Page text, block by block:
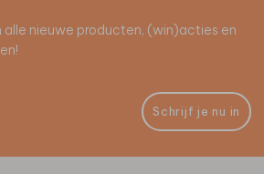
alle nieuwe producten, (win)acties en
Schrijf je nu in